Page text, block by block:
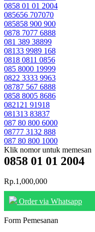
0858 01 01 2004
085656 707070
085858 900 900
0878 7077 6888
081 389 38899
08133 9989 168
0818 0811 0856
085 8000 19999
0822 3333 9963
08787 567 6888
0858 8005 8686
082121 91918
081313 83837
087 80 800 6000
08777 3132 888
087 80 800 1000
Klik nomor untuk memesan
0858 01 01 2004
Rp.1,000,000
Order via Whatsapp
Form Pemesanan